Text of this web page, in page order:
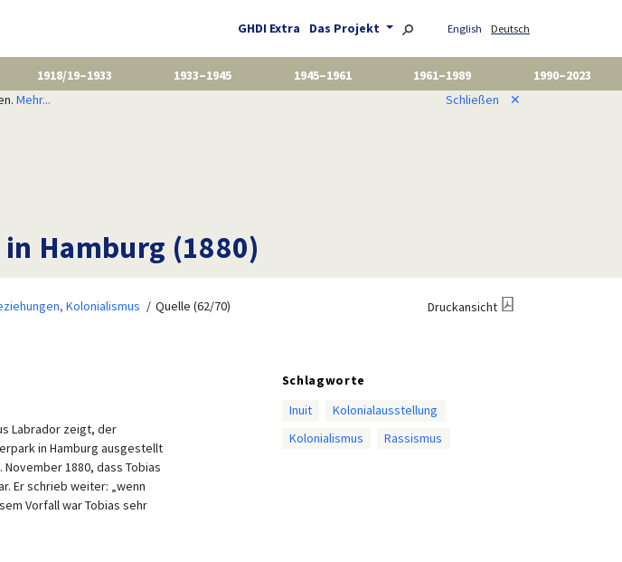
GHDI Extra Das Projekt English Deutsch
1918/19–1933 1933–1945 1945–1961 1961–1989
1990–2023
Mehr... Schließen ✕
Hamburg (1880)
Kolonialismus Quelle (62/70) Druckansicht
Labrador zeigt, der
in Hamburg ausgestellt
1880, dass Tobias
Er schrieb weiter: „wenn
Vorfall war Tobias sehr
Schlagworte
Inuit
Kolonialausstellung
Kolonialismus
Rassismus